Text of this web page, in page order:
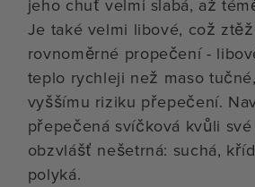
jeho chuť velmi slabá, až
Je také velmi libové, což
rovnoměrné propečení -
teplo rychleji než maso
vyššímu riziku přepečení.
přepečená svíčková kvůli
obzvlášť nešetrná: suchá,
polyká.